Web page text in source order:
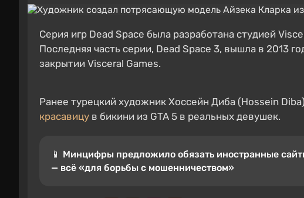
Серия игр Dead Space была разработана студией
Последняя часть серии, Dead Space 3, вышла в 2013
закрытии Visceral Games.
Ранее турецкий художник Хоссейн Диба (Hossein
красавицу в бикини из GTA 5 в реальных девушек.
📱 Минцифры предложило обязать иностранные
— всё «для борьбы с мошенничеством»